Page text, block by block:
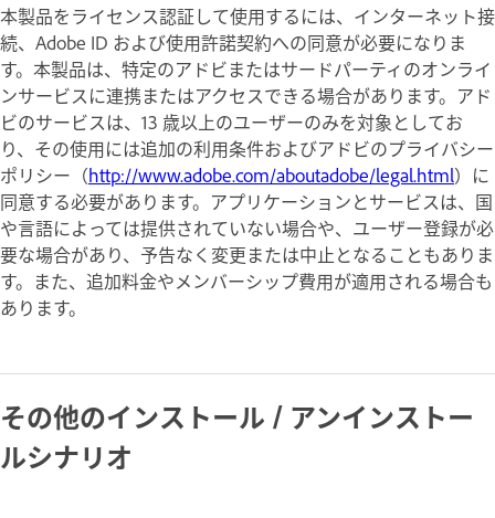
本製品をライセンス認証して使用するには、インターネット接
続、Adobe ID および使用許諾契約への同意が必要になりま
す。本製品は、特定のアドビまたはサードパーティのオンライ
ンサービスに連携またはアクセスできる場合があります。アド
ビのサービスは、13 歳以上のユーザーのみを対象としてお
り、その使用には追加の利用条件およびアドビのプライバシー
ポリシー（http://www.adobe.com/aboutadobe/legal.html）に
同意する必要があります。アプリケーションとサービスは、国
や言語によっては提供されていない場合や、ユーザー登録が必
要な場合があり、予告なく変更または中止となることもありま
す。また、追加料金やメンバーシップ費用が適用される場合も
あります。
その他のインストール / アンインストー
ルシナリオ